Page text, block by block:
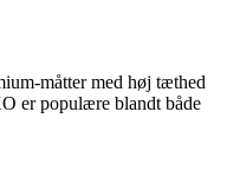
måtter med høj tæthed
er populære blandt både